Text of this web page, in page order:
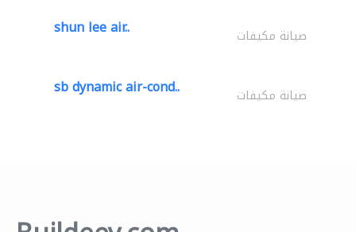
shun lee air.. صيانة مكيفات
sb dynamic air-cond.. صيانة مكيفات